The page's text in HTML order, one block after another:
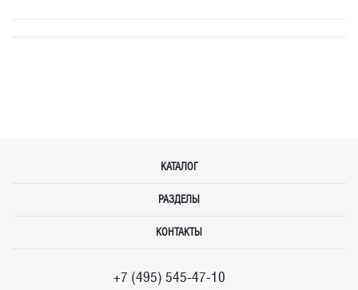
КАТАЛОГ
РАЗДЕЛЫ
КОНТАКТЫ
+7 (495) 545-47-10